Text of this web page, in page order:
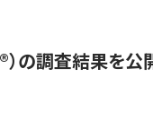
の調査結果を公